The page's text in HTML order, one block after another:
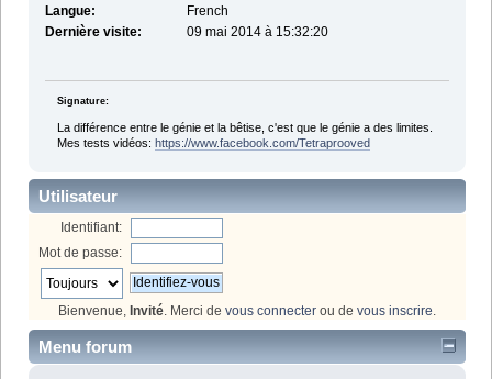
Langue:
French
Dernière visite:
09 mai 2014 à 15:32:20
Signature:
La différence entre le génie et la bêtise, c'est que le génie a des limites.
Mes tests vidéos: https://www.facebook.com/Tetraprooved
Utilisateur
Identifiant:
Mot de passe:
Bienvenue, Invité. Merci de vous connecter ou de vous inscrire.
Menu forum